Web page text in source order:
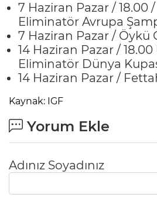
7 Haziran Pazar / 18.00
Eliminatör Avrupa
7 Haziran Pazar / Öykü
14 Haziran Pazar / 18.00
Eliminatör Dünya
14 Haziran Pazar /
Kaynak: IGF
Yorum Ekle
Adınız Soyadınız